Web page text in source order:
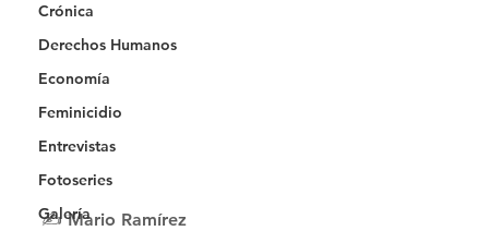
Crónica
Derechos Humanos
Economía
Feminicidio
Entrevistas
Fotoseries
Galería
✍ Mario Ramírez